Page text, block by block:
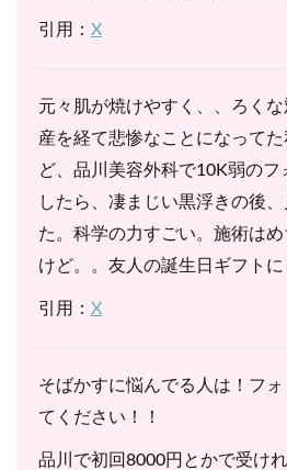
引用： X
元々肌が焼けやすく、、ろく
産を経て悲惨なことになって
ど、品川美容外科で10K弱のフ
したら、凄まじい黒浮きの後
た。科学の力すごい。施術は
けど。。友人の誕生日ギフト
引用： X
そばかすに悩んでる人は！フ
てください！！
品川で初回8000円とかで受け